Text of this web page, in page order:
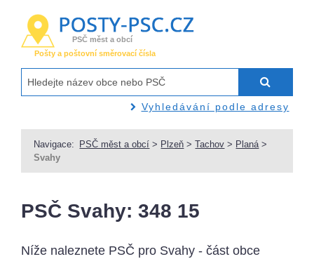
PSČ měst a obcí
Pošty a poštovní směrovací čísla
Vyhledávání podle adresy
Navigace: PSČ měst a obcí > Plzeň >Tachov > Planá >
Svahy
PSČ Svahy: 348 15
Níže naleznete PSČ pro Svahy - část obce